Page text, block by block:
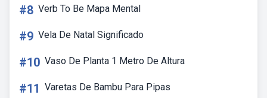
#8 Verb To Be Mapa Mental
#9 Vela De Natal Significado
#10 Vaso De Planta 1 Metro De Altura
#11 Varetas De Bambu Para Pipas